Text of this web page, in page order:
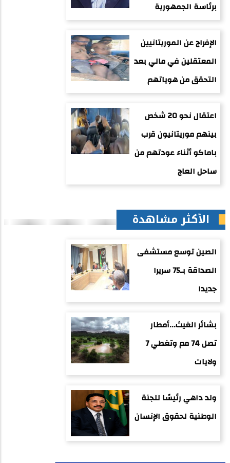
برئاسة الجمهورية
الإفراج عن الموريتانيين
المعتقلين في مالي بعد
التحقق من هوياتهم
اعتقال نحو 20 شخص
بينهم موريتانيون قرب
باماكو أثناء عودتهم من
ساحل العاج
الأكثر مشاهدة
الصين توسع مستشفى
الصداقة بـ75 سريرا
جديدا
بشائر الغيث...أمطار
تصل 74 مم وتغطي 7
ولايات
ولد داهي رئيسًا للجنة
الوطنية لحقوق الإنسان